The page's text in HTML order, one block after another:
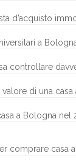
d’acquisto
a
controllare
di una casa
a Bologna nel
comprare casa